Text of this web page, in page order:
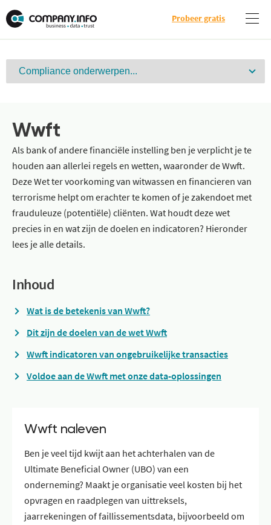
Probeer gratis
Wwft
Als bank of andere financiële instelling ben je verplicht je te
houden aan allerlei regels en wetten, waaronder de Wwft.
Deze Wet ter voorkoming van witwassen en financieren van
terrorisme helpt om erachter te komen of je zakendoet met
frauduleuze (potentiële) cliënten. Wat houdt deze wet
precies in en wat zijn de doelen en indicatoren? Hieronder
lees je alle details.
Inhoud
Wat is de betekenis van Wwft?
Dit zijn de doelen van de wet Wwft
Wwft indicatoren van ongebruikelijke transacties
Voldoe aan de Wwft met onze data-oplossingen
Wwft naleven
Ben je veel tijd kwijt aan het achterhalen van de
Ultimate Beneficial Owner (UBO) van een
onderneming? Maakt je organisatie veel kosten bij het
opvragen en raadplegen van uittreksels,
jaarrekeningen of faillissementsdata, bijvoorbeeld om